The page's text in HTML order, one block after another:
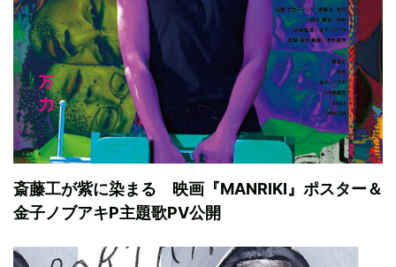
斎藤工が紫に染まる 映画『MANRIKI』ポスター＆
金子ノブアキP主題歌PV公開